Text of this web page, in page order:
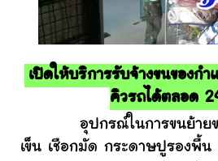
เปิดให้บริการรับจ้างขนของก
คิวรถได้ตลอด
อุปกรณ์ในการขนย้ายขอ
เข็น เชือกมัด กระดาษปูรองพื้น